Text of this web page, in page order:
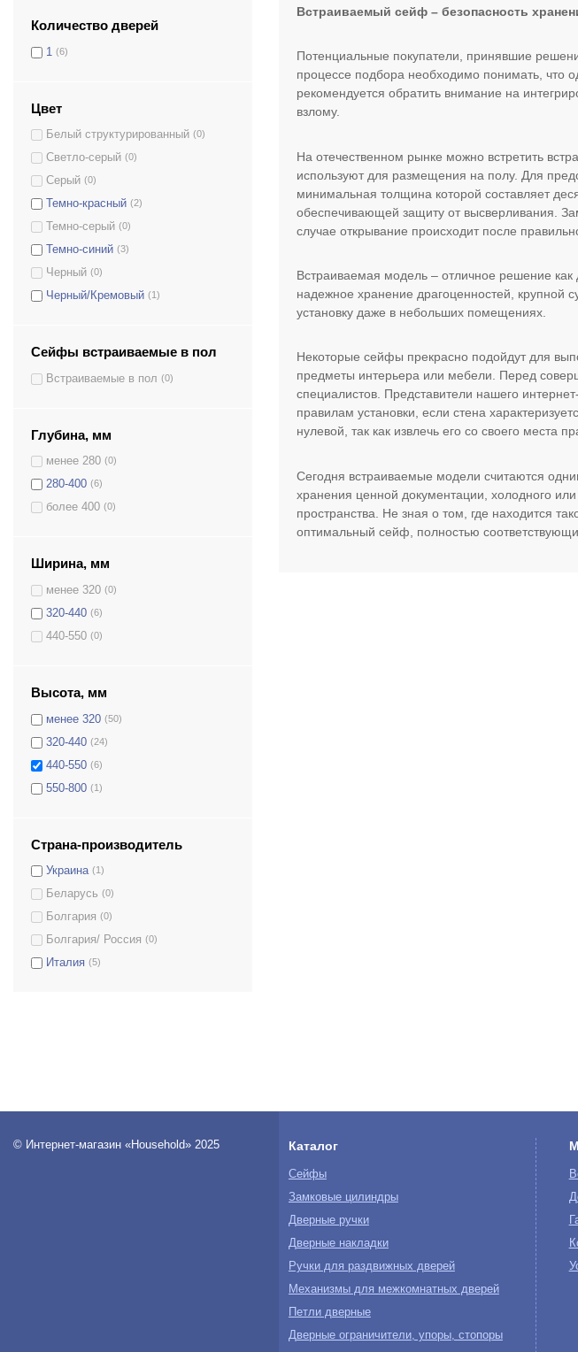
Количество дверей
1 (6)
Цвет
Белый структурированный (0)
Светло-серый (0)
Серый (0)
Темно-красный (2)
Темно-серый (0)
Темно-синий (3)
Черный (0)
Черный/Кремовый (1)
Сейфы встраиваемые в пол
Встраиваемые в пол (0)
Глубина, мм
менее 280 (0)
280-400 (6)
более 400 (0)
Ширина, мм
менее 320 (0)
320-440 (6)
440-550 (0)
Высота, мм
менее 320 (50)
320-440 (24)
440-550 (6)
550-800 (1)
Страна-производитель
Украина (1)
Беларусь (0)
Болгария (0)
Болгария/ Россия (0)
Италия (5)
Встраиваемый сейф – безопасность
Потенциальные покупатели, принявшие
процессе подбора необходимо понимать, что
рекомендуется обратить внимание на
взлому.
На отечественном рынке можно встретить
используют для размещения на полу. Для
минимальная толщина которой составляет
обеспечивающей защиту от высверливания.
случае открывание происходит после
Встраиваемая модель – отличное решение как
надежное хранение драгоценностей, крупной
установку даже в небольших помещениях.
Некоторые сейфы прекрасно подойдут для
предметы интерьера или мебели. Перед
специалистов. Представители нашего
правилам установки, если стена
нулевой, так как извлечь его со своего места
Сегодня встраиваемые модели считаются
хранения ценной документации, холодного
пространства. Не зная о том, где находится
оптимальный сейф, полностью
© Интернет-магазин «Household» 2025 Каталог
Сейфы
Замковые цилиндры
Дверные ручки
Дверные накладки
Ручки для раздвижных дверей
Механизмы для межкомнатных дверей
Петли дверные
Дверные ограничители, упоры, стопоры